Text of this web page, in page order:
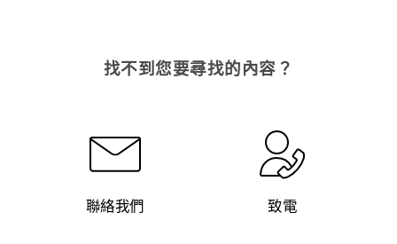
找不到您要尋找的內容？
聯絡我們 致電